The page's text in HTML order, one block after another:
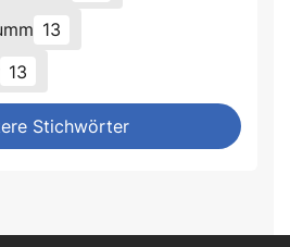
13
13
Stichwörter